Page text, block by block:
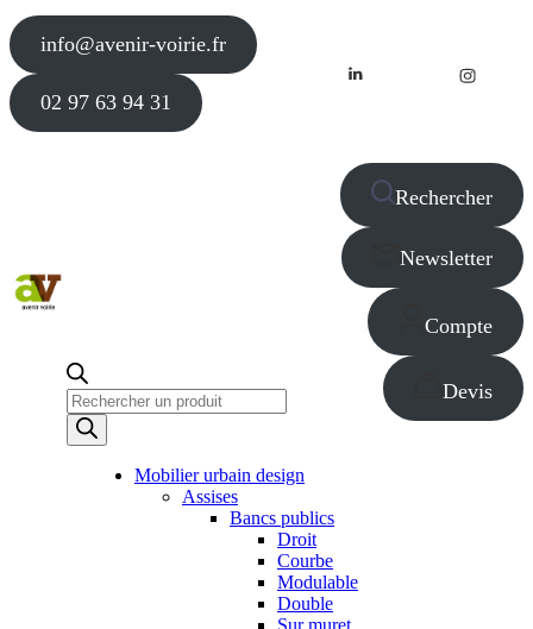
info@avenir-voirie.fr
02 97 63 94 31
Recherche
de
produits
Rechercher
Newsletter
Compte
Devis
Mobilier urbain design
Assises
Bancs publics
Droit
Courbe
Modulable
Double
Sur muret